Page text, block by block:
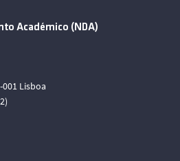
Académico (NDA)
001 Lisboa